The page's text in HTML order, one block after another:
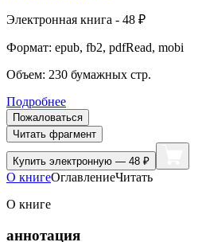
Электронная книга - 48 ₽
Формат: epub, fb2, pdfRead, mobi
Объем: 230 бумажных стр.
Подробнее
Пожаловаться
Читать фрагмент
Купить электронную — 48 ₽
О книгеОглавлениеЧитать
О книге
аннотация